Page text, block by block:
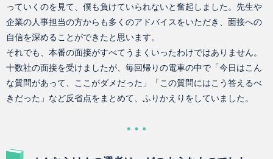
っていくのを見て、僕も負けていられないと奮起しました。先生や
企業の人事担当の方からも多くのアドバイスをいただき、面接への
自信を深めることができたと思います。
それでも、本番の面接がすべてうまくいったわけではありません。
十数社の面接を受けましたが、毎回帰りの電車の中で「今日はこん
な質問があって、ここがダメだった」「この質問にはこう答えるべ
きだった」など反省点をまとめて、ふりかえりをしていました。